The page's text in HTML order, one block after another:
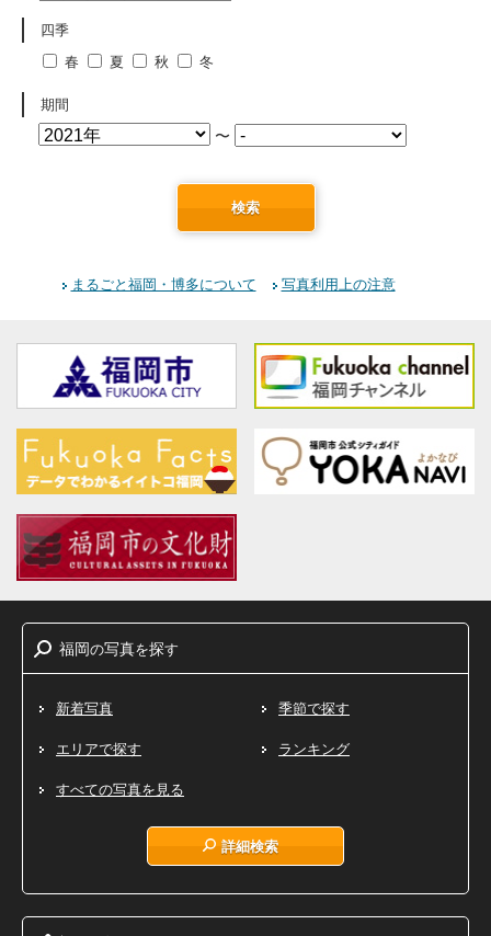
四季
春
夏 秋 冬
期間
〜
検索
まるごと福岡・博多について 写真利用上の注意
福岡の写真を探す
新着写真 季節で探す
エリアで探す ランキング
すべての写真を見る
詳細検索